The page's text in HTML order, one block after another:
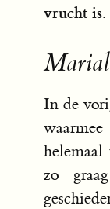
vrucht is.
In de
zo